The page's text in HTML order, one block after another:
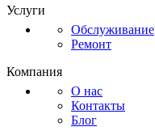
Услуги
Обслуживание
Ремонт
Компания
О нас
Контакты
Блог